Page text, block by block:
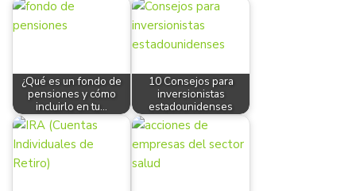
¿Qué es un fondo de
pensiones y cómo
incluirlo en tu…
10 Consejos para
inversionistas
estadounidenses